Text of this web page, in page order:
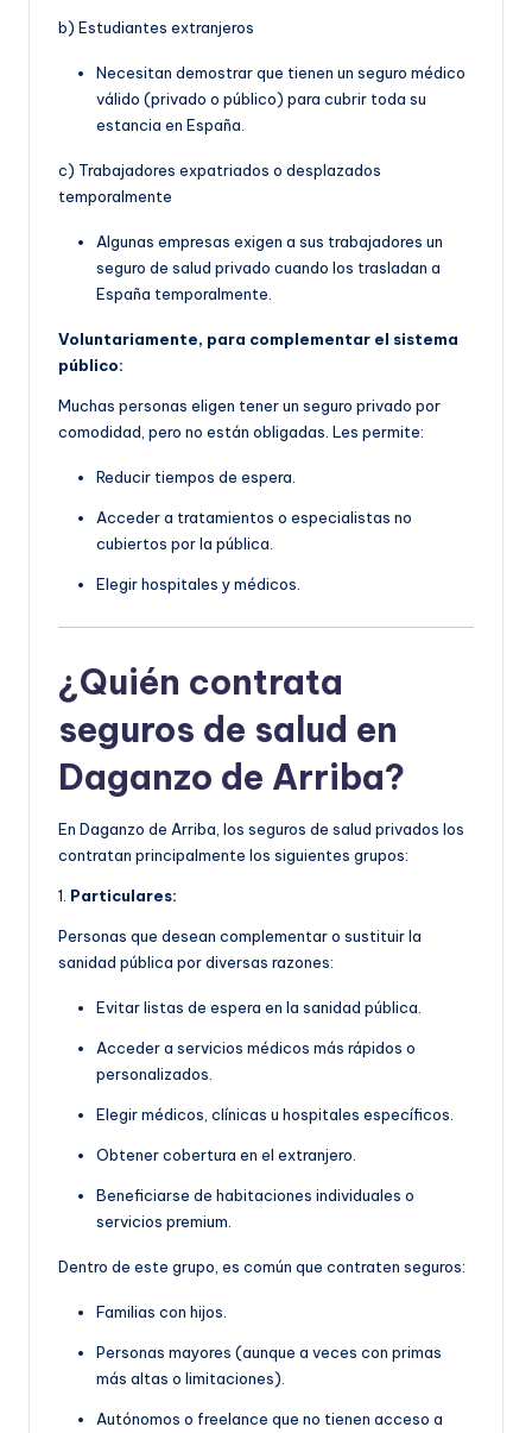
b) Estudiantes extranjeros
Necesitan demostrar que tienen un seguro médico
válido (privado o público) para cubrir toda su
estancia en España.
c) Trabajadores expatriados o desplazados
temporalmente
Algunas empresas exigen a sus trabajadores un
seguro de salud privado cuando los trasladan a
España temporalmente.
Voluntariamente, para complementar el sistema
público:
Muchas personas eligen tener un seguro privado por
comodidad, pero no están obligadas. Les permite:
Reducir tiempos de espera.
Acceder a tratamientos o especialistas no
cubiertos por la pública.
Elegir hospitales y médicos.
¿Quién contrata
seguros de salud en
Daganzo de Arriba?
En Daganzo de Arriba, los seguros de salud privados los
contratan principalmente los siguientes grupos:
1. Particulares:
Personas que desean complementar o sustituir la
sanidad pública por diversas razones:
Evitar listas de espera en la sanidad pública.
Acceder a servicios médicos más rápidos o
personalizados.
Elegir médicos, clínicas u hospitales específicos.
Obtener cobertura en el extranjero.
Beneficiarse de habitaciones individuales o
servicios premium.
Dentro de este grupo, es común que contraten seguros:
Familias con hijos.
Personas mayores (aunque a veces con primas
más altas o limitaciones).
Autónomos o freelance que no tienen acceso a